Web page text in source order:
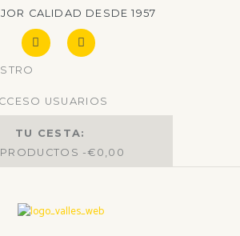
CALIDAD DESDE 1957
USUARIOS
TU CESTA:
PRODUCTOS -€0,00